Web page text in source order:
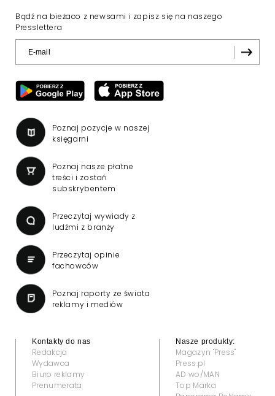
Bądź na bieżaco z newsami i zapisz się na naszego
Presslettera
Poznaj pozycje w naszej
księgarni
Poznaj nasze płatne
treści i zostań
subskrybentem
Przeczytaj wywiady z
ludźmi z branży
Przeczytaj opinie
fachowców
Poznaj raporty ze świata
reklamy i mediów
Kontakty do nas
Redakcja
Wydawca
Biuro reklamy
Prenumerata
Nasze produkty:
Magazyn "Press"
Press.pl
AD wo/MAN
Top Marka